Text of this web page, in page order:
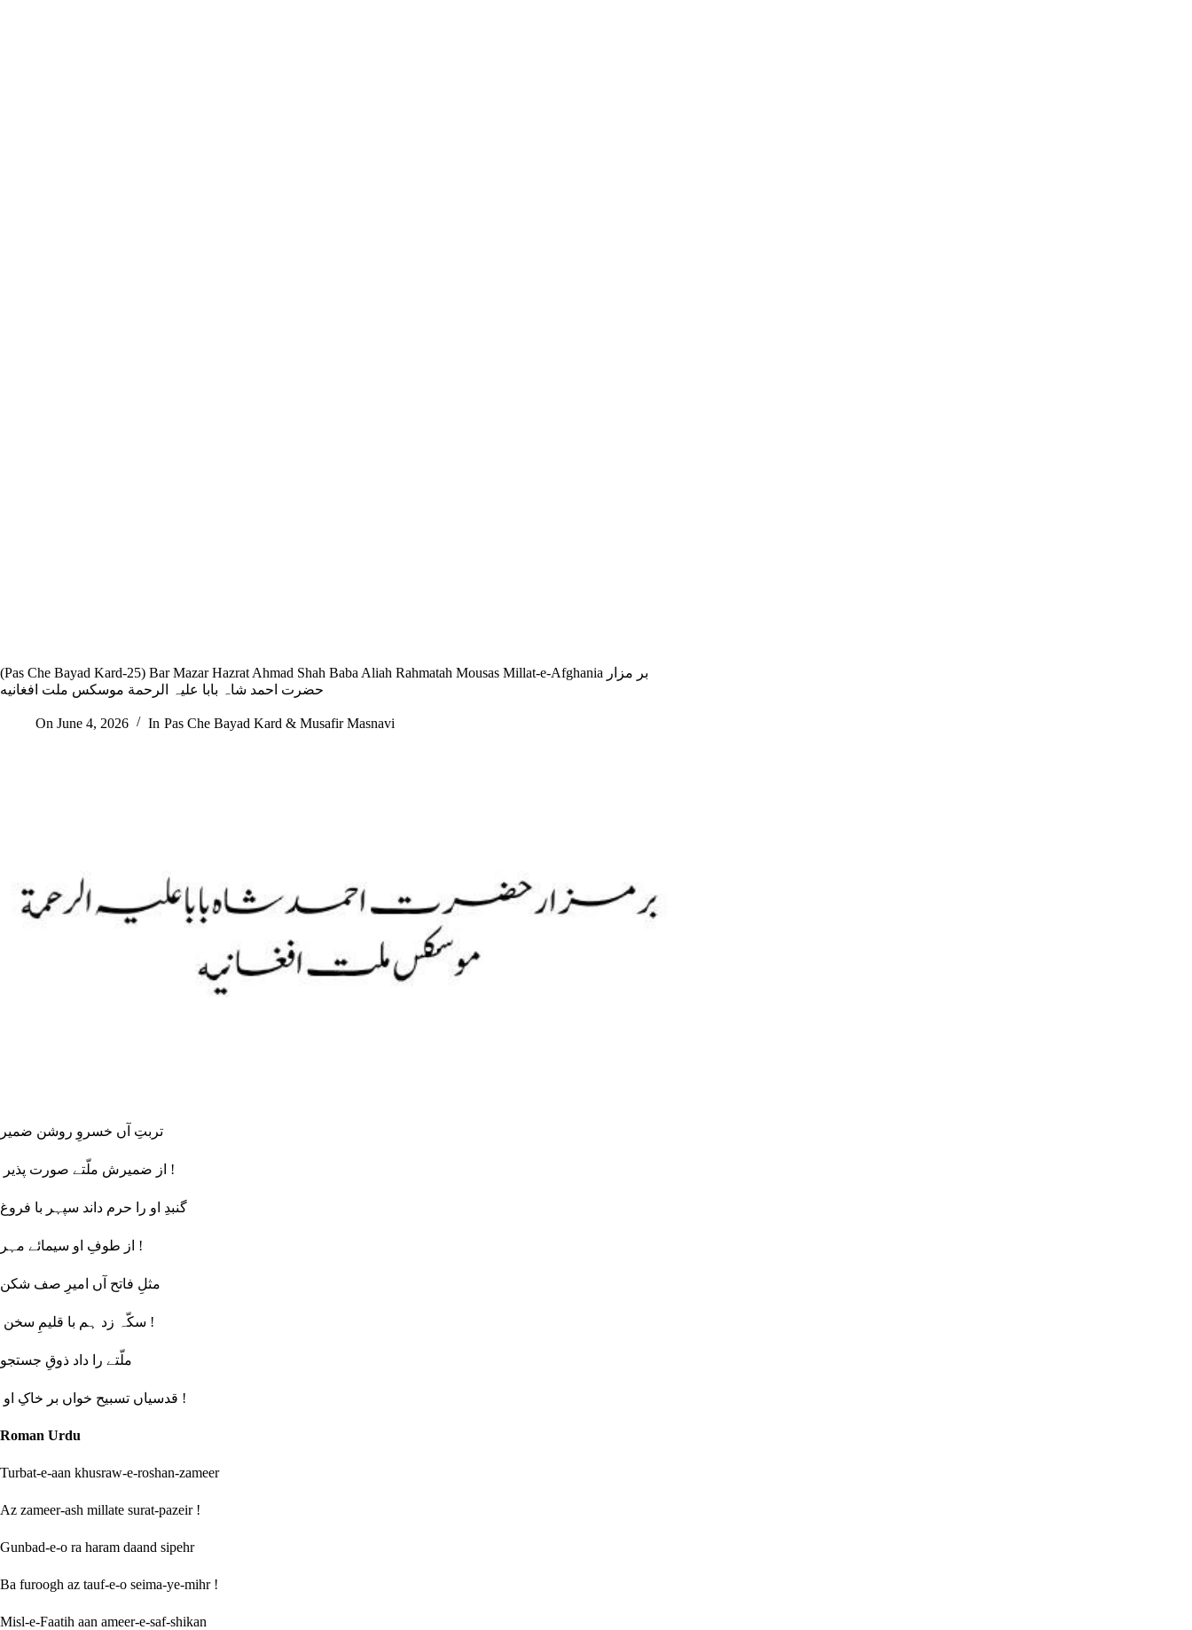
(Pas Che Bayad Kard-25) Bar Mazar Hazrat Ahmad Shah Baba Aliah Rahmatah Mousas Millat-e-Afghania بر مزار
حضرت احمد شاہ بابا علیہ الرحمة موسکس ملت افغانیه
On June 4, 2026 In Pas Che Bayad Kard & Musafir Masnavi
تربتِ آں خسروِ روشن ضمیر
از ضمیرش ملّتے صورت پذیر !
از طوفِ او سیمائے مہر !
مثلِ فاتح آں امیرِ صف شکن
سکّہ زد ہم با قلیمِ سخن !
ملّتے را داد ذوقِ جستجو
قدسیاں تسبیح خواں بر خاکِ او !
Roman Urdu
Turbat-e-aan khusraw-e-roshan-zameer
Az zameer-ash millate surat-pazeir !
Gunbad-e-o ra haram daand sipehr
Ba furoogh az tauf-e-o seima-ye-mihr !
Misl-e-Faatih aan ameer-e-saf-shikan